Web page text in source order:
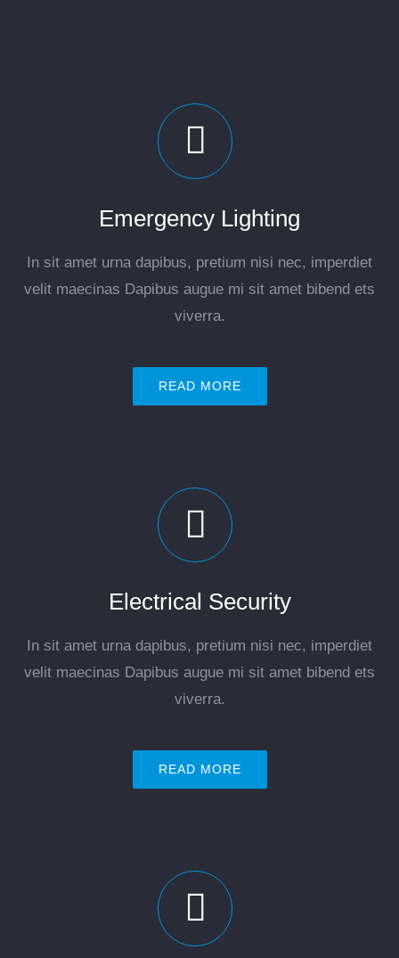
Emergency Lighting
In sit amet urna dapibus, pretium nisi nec, imperdiet
velit maecinas Dapibus augue mi sit amet bibend ets
viverra.
READ MORE
Electrical Security
In sit amet urna dapibus, pretium nisi nec, imperdiet
velit maecinas Dapibus augue mi sit amet bibend ets
viverra.
READ MORE